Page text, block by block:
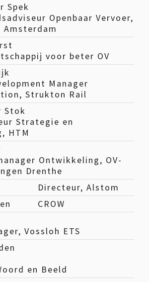
Spek
Openbaar Vervoer,
voor beter OV
Manager
Strukton Rail
Stok
Strategie en
HTM
Ontwikkeling, OV-
Drenthe
Directeur, Alstom
CROW
Vossloh ETS
en Beeld